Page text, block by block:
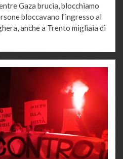
Gaza brucia, blocchiamo
bloccavano l’ingresso al
anche a Trento migliaia di